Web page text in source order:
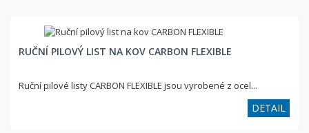
RUČNÍ PILOVÝ LIST NA KOV CARBON FLEXIBLE
Ruční pilové listy CARBON FLEXIBLE jsou vyrobené z ocel...
DETAIL